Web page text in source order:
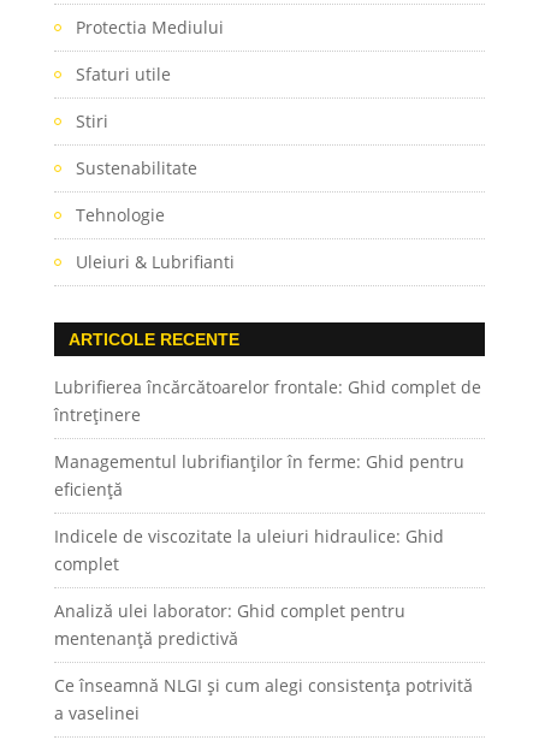
Protectia Mediului
Sfaturi utile
Stiri
Sustenabilitate
Tehnologie
Uleiuri & Lubrifianti
ARTICOLE RECENTE
Lubrifierea încărcătoarelor frontale: Ghid complet de
întreținere
Managementul lubrifianților în ferme: Ghid pentru
eficiență
Indicele de viscozitate la uleiuri hidraulice: Ghid
complet
Analiză ulei laborator: Ghid complet pentru
mentenanță predictivă
Ce înseamnă NLGI și cum alegi consistența potrivită
a vaselinei